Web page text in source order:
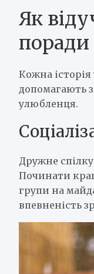
Як
поради
Кожна історія
допомагають
улюбленця.
Дружне
Починати
групи на
впевненість